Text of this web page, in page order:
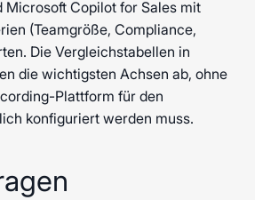
Microsoft Copilot for Sales mit
(Teamgröße, Compliance,
Die Vergleichstabellen in
die wichtigsten Achsen ab, ohne
Plattform für den
konfiguriert werden muss.